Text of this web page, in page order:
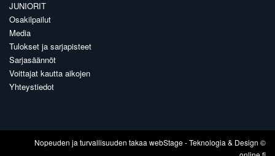
JUNIORIT
Osakilpailut
Media
Tulokset ja sarjapisteet
Sarjasäännöt
Voittajat kautta aikojen
Yhteystiedot
Nopeuden ja turvallisuuden takaawebStage- Teknologia & Design ©